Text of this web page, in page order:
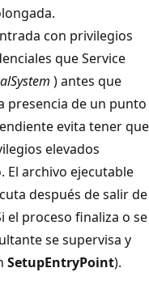
con privilegios
que Service
) antes que
presencia de un punto
evita tener que
elevados
archivo ejecutable
después de salir de
el proceso finaliza o se
se supervisa y
SetupEntryPoint).